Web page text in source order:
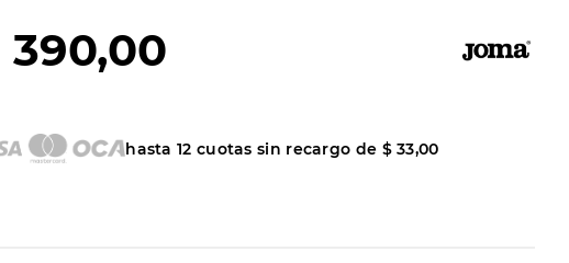
390,00
hasta12 cuotas sin recargo de $ 33,00